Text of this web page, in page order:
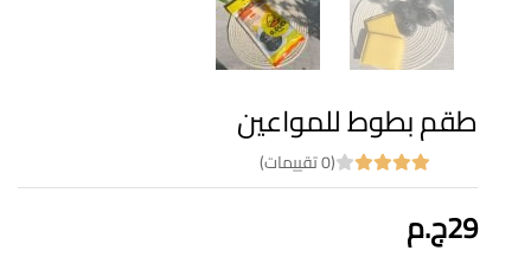
طقم بطوط للمواعين
(0 تقييمات)
29ج.م